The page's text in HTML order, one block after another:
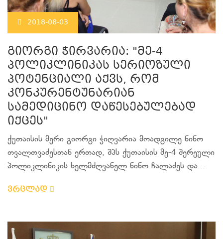
2018-08-03
გიორგი ჭირვარია: "მე-4
პოლიკლინიკას სერიოზული
პოტენციალი აქვს, რომ
კონკურენტუნარიან
სამედიცინო დაწესებულებად
იქცეს"
ქუთაისის მერი გიორგი ჭიღვარია მოადგილე ნინო
თვალთვაძესთან ერთად, შპს ქუთაისის მე-4 შერეული
პოლიკლინიკის ხელმძღვანელ ნინო ჩალაძეს და...
ვრცლად